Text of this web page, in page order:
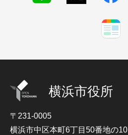
横浜市役所
〒231-0005
横浜市中区本町6丁目50番地の10